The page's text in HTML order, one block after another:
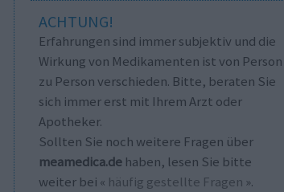
ACHTUNG!
Erfahrungen sind immer subjektiv und die
Wirkung von Medikamenten ist von Person
zu Person verschieden. Bitte, beraten Sie
sich immer erst mit Ihrem Arzt oder
Apotheker.
Sollten Sie noch weitere Fragen über
meamedica.de haben, lesen Sie bitte
weiter bei « häufig gestellte Fragen ».